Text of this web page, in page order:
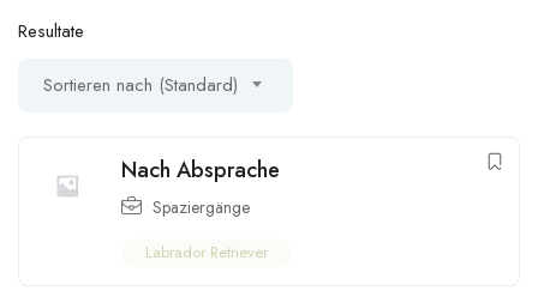
Resultate
Sortieren nach (Standard)
Nach Absprache
Spaziergänge
Labrador Retriever